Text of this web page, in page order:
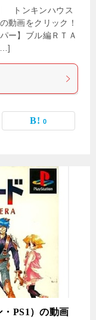
トンキンハウス
動画をクリック！
ー】ブル編ＲＴＡ
0
PS1）の動画